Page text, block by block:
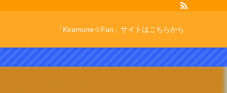
「Kiramune☆Fan」サイトはこちらから